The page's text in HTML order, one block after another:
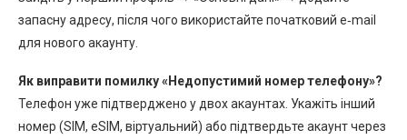
запасну адресу, після чого використайте початковий e‑mail
для нового акаунту.
Як виправити помилку «Недопустимий номер телефону»?
Телефон уже підтверджено у двох акаунтах. Укажіть інший
номер (SIM, eSIM, віртуальний) або підтвердьте акаунт через